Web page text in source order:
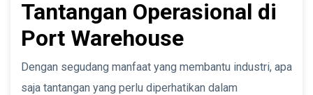
Tantangan Operasional di
Port Warehouse
Dengan segudang manfaat yang membantu industri, apa
saja tantangan yang perlu diperhatikan dalam